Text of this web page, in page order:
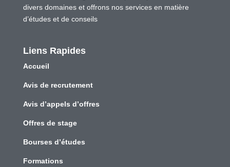
divers domaines et offrons nos services en matière
d’études et de conseils
Liens Rapides
Accueil
Avis de recrutement
Avis d’appels d’offres
Offres de stage
Bourses d’études
Formations